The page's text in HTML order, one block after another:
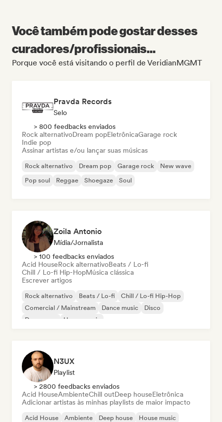
Você também pode gostar desses
curadores/profissionais...
Porque você está visitando o perfil de VeridianMGMT
Pravda Records
Selo
> 800 feedbacks enviados
Rock alternativoDream popEletrônicaGarage rock
Indie pop
Assinar artistas e/ou lançar suas músicas
Rock alternativo Dream pop Garage rock
New wave
Pop soul
Reggae Shoegaze Soul
Zoila Antonio
Mídia/Jornalista
> 100 feedbacks enviados
Acid HouseRock alternativoBeats / Lo-fi
Chill / Lo-fi Hip-HopMúsica clássica
Escrever artigos
Rock alternativo Beats / Lo-fi
Chill / Lo-fi Hip-Hop
Comercial / Mainstream
Dance music
Disco
Dream pop
House music
N3UX
Playlist
> 2800 feedbacks enviados
Acid HouseAmbienteChill outDeep houseEletrônica
Adicionar artistas às minhas playlists de maior impacto
Acid House Ambiente Deep house
House music